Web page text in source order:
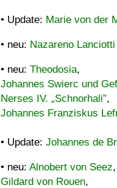
• Update: Marie von der
• neu: Nazareno Lanciotti
• neu: Theodosia,
Johannes Swierc und
Nerses IV. „Schnorhali”,
Johannes Franziskus
• Update: Johannes de
• neu: Alnobert von Seez,
Gildard von Rouen,